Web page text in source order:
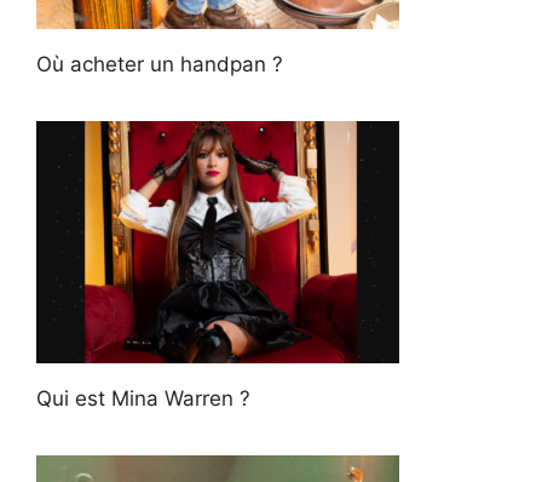
Où acheter un handpan ?
Qui est Mina Warren ?